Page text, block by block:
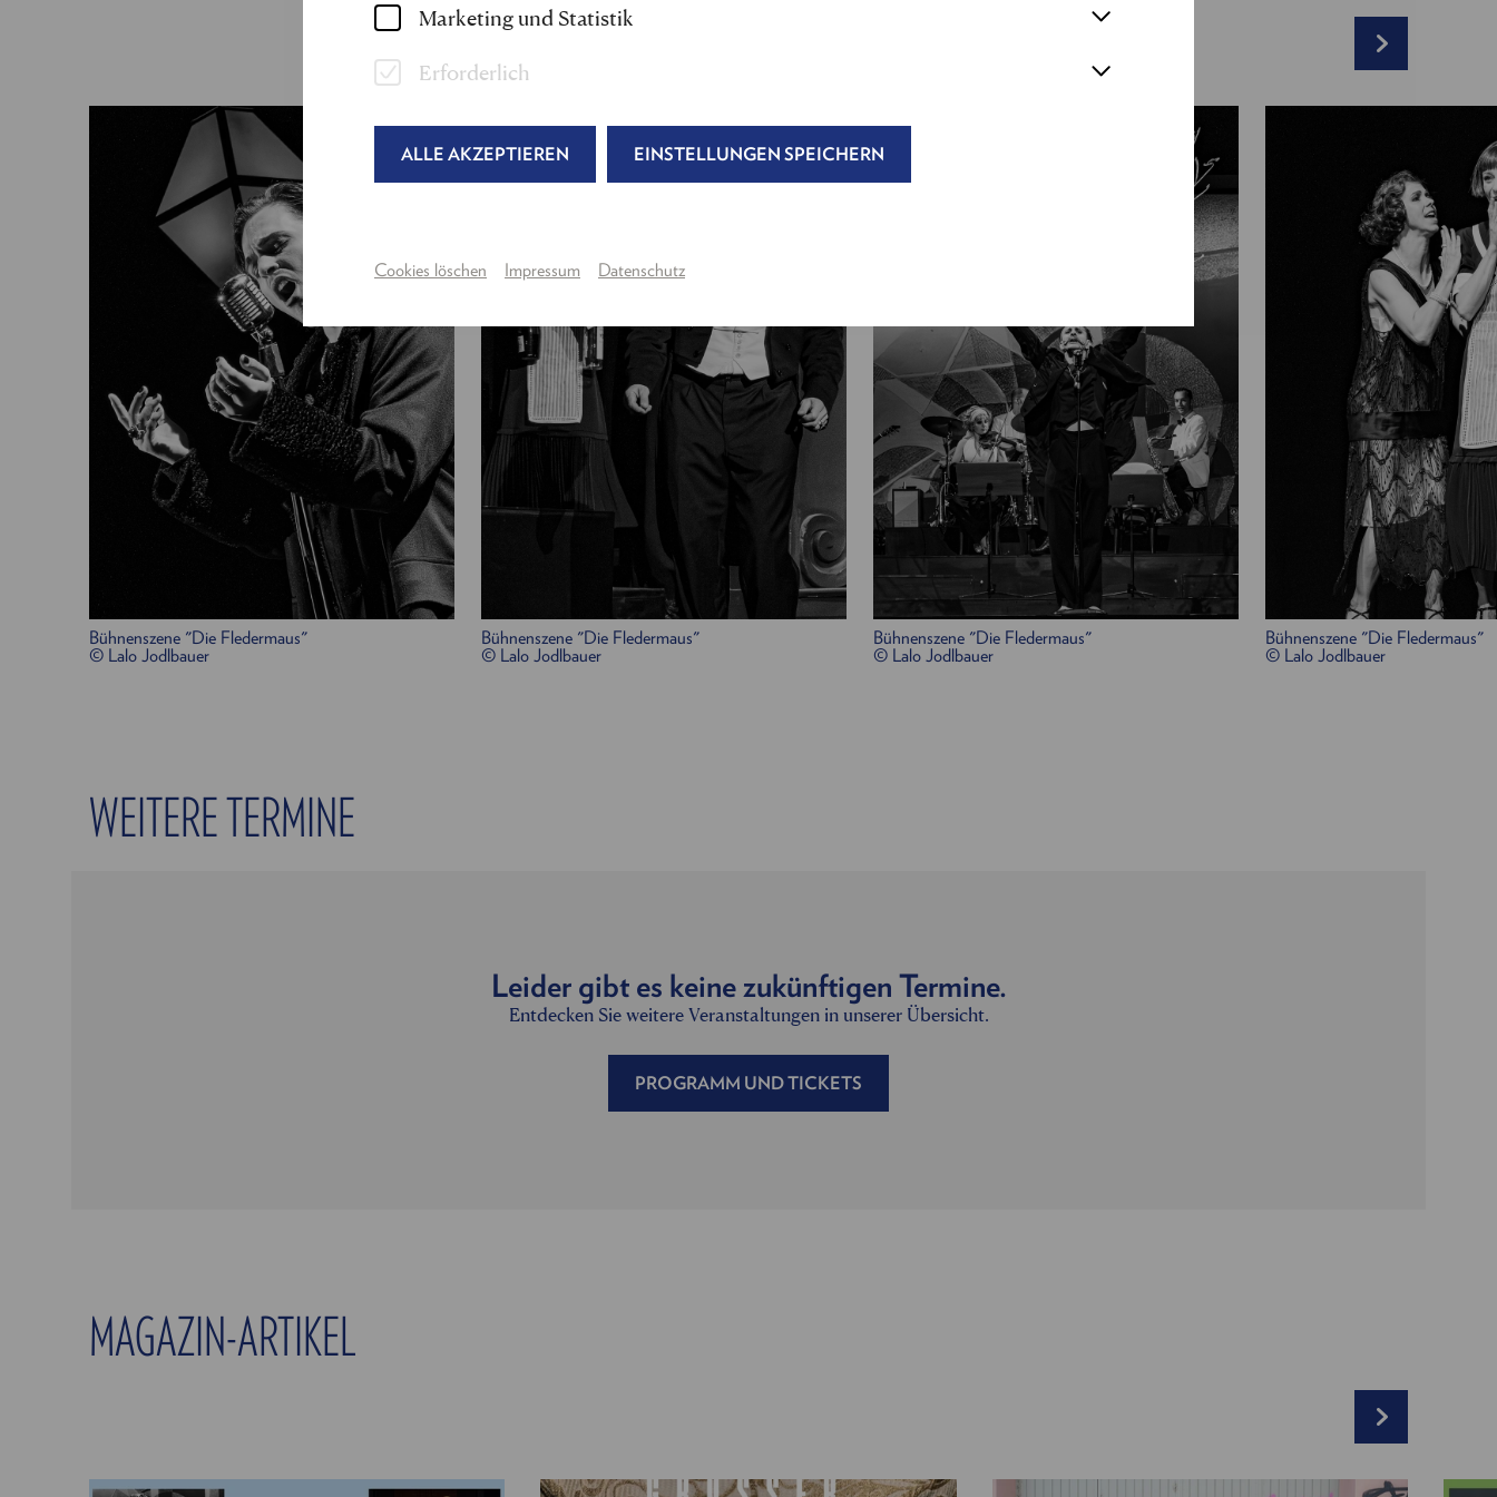
Marketing und Statistik
Erforderlich
ALLE AKZEPTIEREN EINSTELLUNGEN SPEICHERN
Cookies löschen Impressum Datenschutz
Regie, Musik- und Textbearbeitung:
Nils Strunk & Lukas Schrenk
Licht:Roland Müllauer
Produktion:Julia Wagner, Tina Schmidt
Regieassistenz & Abendspielleitung:Luna Pájer
Adele, eine Kammerjungfer:
Julia Edtmeier
Dr. Falke, ein Notar:Peter Lesiak Lukas Schrenk*
Prinz Orlofsky, ein russischer Emigrant:
Moritz Mausser
Alfred, sein Gesangslehrer / Major:
Gerhard Kasal
Frosch, ein Gefängniswärter, Damir, Maître de Plaisir: Sebastian Wendelin
Dr. Blind, ein Advokat / Konsul:
Helmut Bohatsch
Frank, Gefängnisdirektor:
Jakob Semotan
Adeles Schwester, eine Geigerin:Anna Tropper
Mira Gregorič
Klavier:Alexander „Xidi“ Christof
Nils Strunk
Bass, Gesang:Bernhard Moshammer
Gitarre, Banjo, Cello
Bühnenszene "Die Fledermaus"
© Lalo Jodlbauer
Bühnenszene "Die Fledermaus"
© Lalo Jodlbauer
Bühnenszene "Die Fledermaus"
© Lalo Jodlbauer
Bühnenszene "Die Fledermaus"
© Lalo Jodlbauer
WEITERE TERMINE
Leider gibt es keine zukünftigen Termine.
Entdecken Sie weitere Veranstaltungen in unserer Übersicht.
PROGRAMM UND TICKETS
MAGAZIN-ARTIKEL